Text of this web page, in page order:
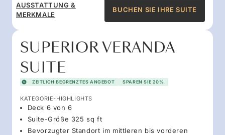
AUSSTATTUNG &
MERKMALE
BUCHEN SIE IHRE SUITE
SUPERIOR VERANDA
SUITE
ZEITLICH BEGRENZTES ANGEBOT SPAREN SIE 20%
KATEGORIE-HIGHLIGHTS
Deck 6 von 6
Suite-Größe 325 sq ft
Bevorzugter Standort im mittleren bis vorderen